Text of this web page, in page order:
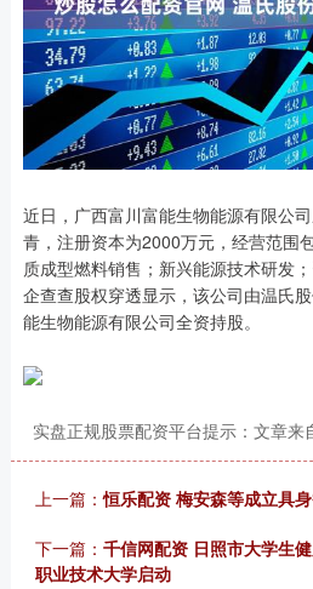
近日，广西富川富能生物能源有限公
青，注册资本为2000万元，经营范围
质成型燃料销售；新兴能源技术研发
企查查股权穿透显示，该公司由温氏
能生物能源有限公司全资持股。
实盘正规股票配资平台提示：文章来
上一篇：恒乐配资 梅安森等成立具
下一篇： 千信网配资 日照市大学生
职业技术大学启动